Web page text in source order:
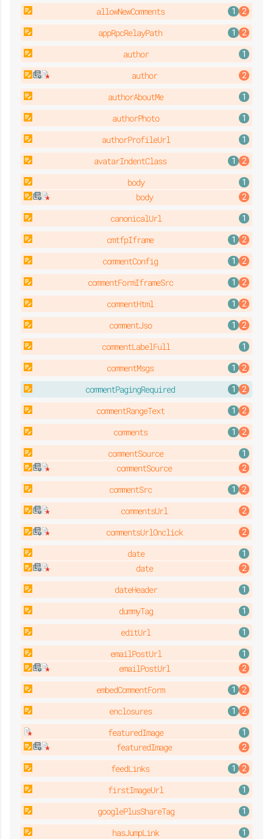
allowNewComments
appRpcRelayPath
author
author
authorAboutMe
authorPhoto
authorProfileUrl
avatarIndentClass
body
body
canonicalUrl
cmtfpIframe
commentConfig
commentFormIframeSrc
commentHtml
commentJso
commentLabelFull
commentMsgs
commentPagingRequired
commentRangeText
comments
commentSource
commentSource
commentSrc
commentsUrl
commentsUrlOnclick
date
date
dateHeader
dummyTag
editUrl
emailPostUrl
emailPostUrl
embedCommentForm
enclosures
featuredImage
featuredImage
feedLinks
firstImageUrl
googlePlusShareTag
hasJumpLink